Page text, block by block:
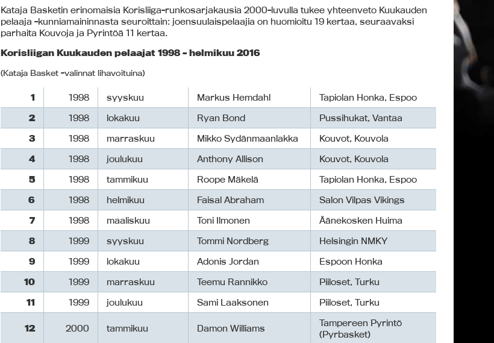
Kataja Basketin erinomaisia Korisliiga-runkosarjakausia 2000-luvulla tukee yhteenveto Kuukauden
pelaaja -kunniamaininnasta seuroittain: joensuulaispelaajia on huomioitu 19 kertaa, seuraavaksi
parhaita Kouvoja ja Pyrintöä 11 kertaa.
Korisliigan Kuukauden pelaajat 1998 – helmikuu 2016
(Kataja Basket -valinnat lihavoituina)
1 1998 syyskuu Markus Hemdahl
Tapiolan Honka, Espoo
2
1998 lokakuu Ryan Bond
Pussihukat, Vantaa
3
1998 marraskuu Mikko Sydänmaanlakka
Kouvot, Kouvola
4
1998 joulukuu Anthony Allison
Kouvot, Kouvola
5
1998 tammikuu Roope Mäkelä
Tapiolan Honka, Espoo
6
1998 helmikuu Faisal Abraham
Salon Vilpas Vikings
7
1998 maaliskuu Toni Ilmonen
Äänekosken Huima
8
1999 syyskuu Tommi Nordberg
Helsingin NMKY
9
1999 lokakuu Adonis Jordan
Espoon Honka
10
1999 marraskuu Teemu Rannikko
Piiloset, Turku
11
1999 joulukuu Sami Laaksonen Piiloset, Turku
12 2000 tammikuu Damon Williams
Tampereen Pyrintö
(Pyrbasket)